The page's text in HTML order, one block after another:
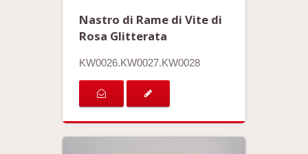
Nastro di Rame di Vite di
Rosa Glitterata
KW0026.KW0027.KW0028